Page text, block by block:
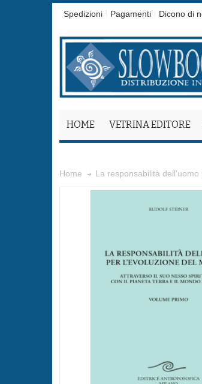
Spedizioni Pagamenti Dicono di
HOME VETRINA EDITORE
Home La responsabilità